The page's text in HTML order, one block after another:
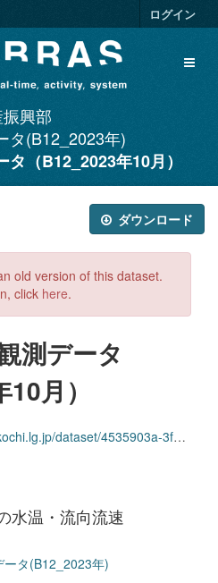
ログイン
興部
タ(B12_2023年)
（B12_2023年10月）
ダウンロード
old version of this dataset.
click here.
測データ
月）
81ecd555-75be-45ee-b292-746937a16c67/download/kuroshiobokujoubuikansokudatab12_2023nen10.csv
水温・流向流速
タ(B12_2023年)